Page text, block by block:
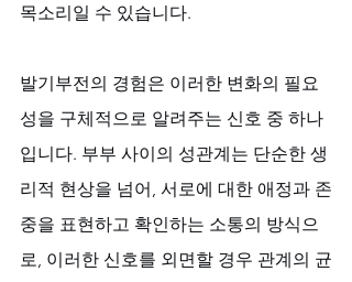
목소리일 수 있습니다.
발기부전의 경험은 이러한 변화의 필요
성을 구체적으로 알려주는 신호 중 하나
입니다. 부부 사이의 성관계는 단순한 생
리적 현상을 넘어, 서로에 대한 애정과 존
중을 표현하고 확인하는 소통의 방식으
로, 이러한 신호를 외면할 경우 관계의 균